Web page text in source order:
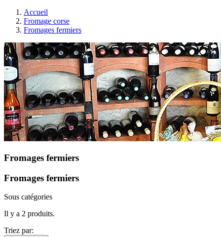
Accueil
Fromage corse
Fromages fermiers
Fromages fermiers
Fromages fermiers
Sous catégories
Il y a 2 produits.
Triez par: